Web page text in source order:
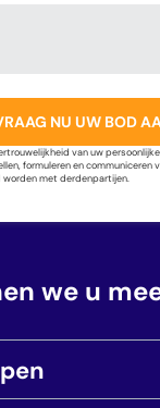
van uw
formuleren en communiceren
worden met derdenpartijen.
we u